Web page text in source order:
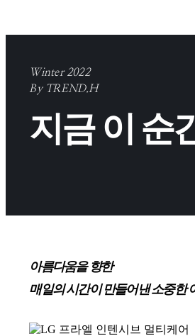
Winter 2022
By TREND.H
지금 이 순
아름다움을 향한
매일의 시간이 만들어낸 소중한